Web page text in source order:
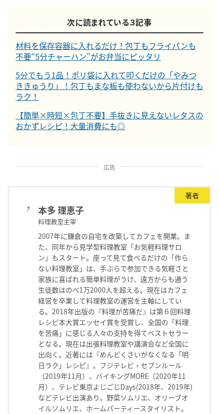
次に読まれている３記事
材料を保存容器に入れるだけ！包丁もフライパンも
不要“5分チャーハン”がお弁当にピッタリ
5分でもう1品！ポリ袋に入れて叩くだけの「やみつ
ききゅうり」！包丁もまな板も使わないから片付けも
ラク！
【簡単×時短×包丁不要】手抜きに見えないレタスの
おかずレシピ！大量消費にも◎
広告
著者
本多 理恵子
料理教室主宰
2007年に鎌倉の自宅を改築してカフェを開業。ま
た、同年から見学型料理教室「お気軽料理サロ
ン」もスタート。座って見て食べるだけの「作ら
ない料理教室」は、手ぶらで参加できる気軽さと
家族に喜ばれる簡単料理がうけ、遠方からも通う
生徒数はのべ1万2000人を超える。現在はカフェ
経営を卒業して料理教室の運営を主軸にしてい
る。2018年出版の『料理が苦痛だ』は第６回料理
レシピ本大賞エッセイ賞を受賞し、全国の「料理
を苦痛」に感じる人々の支持を得てベストセラー
となる。現在は出張料理教室や講演会など全国に
出向く。近著には『めんどくさいがなくなる「明
日ラク」レシピ』。フジテレビ・セブンルール
（2019年11月）、バイキングMORE（2020年11
月）、テレビ東京よじごじDays(2018年、2019年)
などテレビ出演あり。野菜ソムリエ、オリーブオ
イルソムリエ、ホームパーティースタイリスト。